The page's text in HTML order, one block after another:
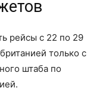
рейсы с 22 по 29
только с
штаба по